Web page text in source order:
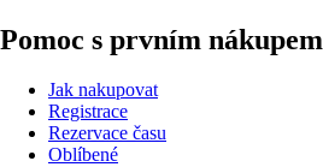
Pomoc s prvním nákupem
Jak nakupovat
Registrace
Rezervace času
Oblíbené